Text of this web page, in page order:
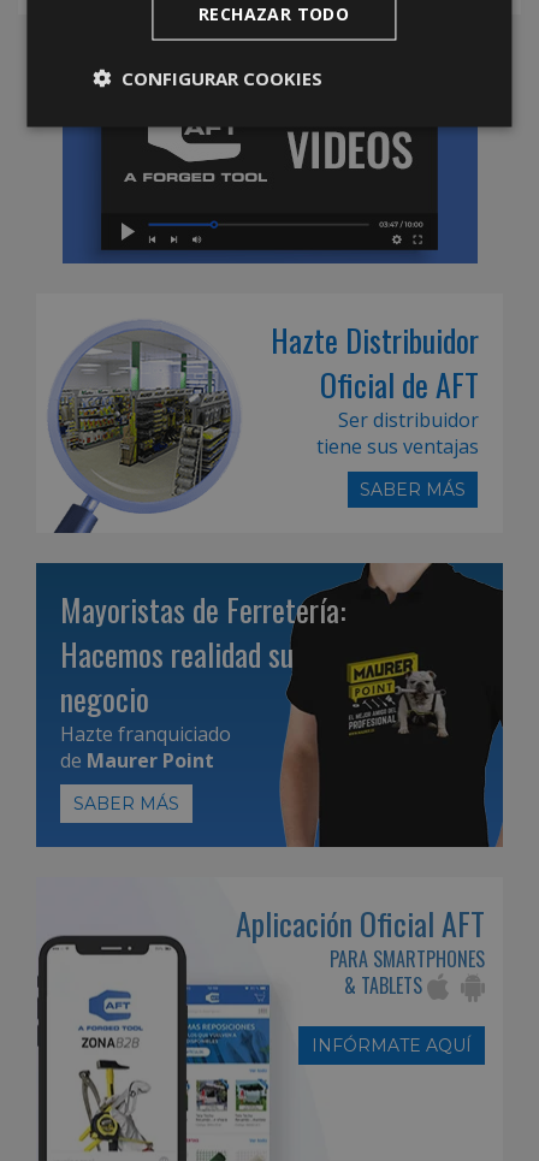
Hazte Distribuidor
Oficial de AFT
Ser distribuidor
tiene sus ventajas
SABER MÁS
Mayoristas de Ferretería:
Hacemos realidad su
negocio
Hazte franquiciado
de Maurer Point
SABER MÁS
Aplicación Oficial AFT
PARA SMARTPHONES
& TABLETS
INFÓRMATE AQUÍ
RECHAZAR TODO
CONFIGURAR COOKIES